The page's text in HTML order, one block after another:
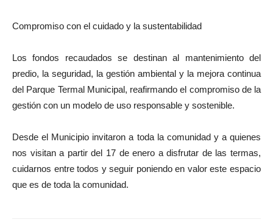
Compromiso con el cuidado y la sustentabilidad
Los fondos recaudados se destinan al mantenimiento del
predio, la seguridad, la gestión ambiental y la mejora continua
del Parque Termal Municipal, reafirmando el compromiso de la
gestión con un modelo de uso responsable y sostenible.
Desde el Municipio invitaron a toda la comunidad y a quienes
nos visitan a partir del 17 de enero a disfrutar de las termas,
cuidarnos entre todos y seguir poniendo en valor este espacio
que es de toda la comunidad.